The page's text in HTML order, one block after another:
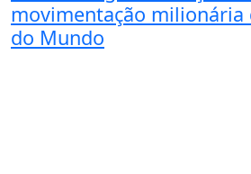
movimentação milionária
do Mundo